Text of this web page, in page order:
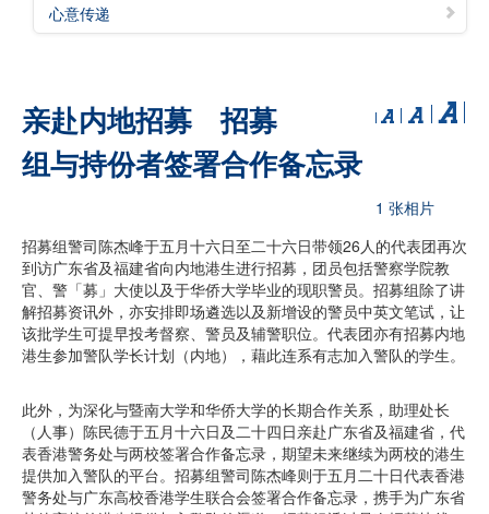
心意传递
亲赴内地招募 招募
组与持份者签署合作备忘录
1 张相片
招募组警司陈杰峰于五月十六日至二十六日带领26人的代表团再次
到访广东省及福建省向内地港生进行招募，团员包括警察学院教
官、警「募」大使以及于华侨大学毕业的现职警员。招募组除了讲
解招募资讯外，亦安排即场遴选以及新增设的警员中英文笔试，让
该批学生可提早投考督察、警员及辅警职位。代表团亦有招募内地
港生参加警队学长计划（内地），藉此连系有志加入警队的学生。
此外，为深化与暨南大学和华侨大学的长期合作关系，助理处长
（人事）陈民德于五月十六日及二十四日亲赴广东省及福建省，代
表香港警务处与两校签署合作备忘录，期望未来继续为两校的港生
提供加入警队的平台。招募组警司陈杰峰则于五月二十日代表香港
警务处与广东高校香港学生联合会签署合作备忘录，携手为广东省